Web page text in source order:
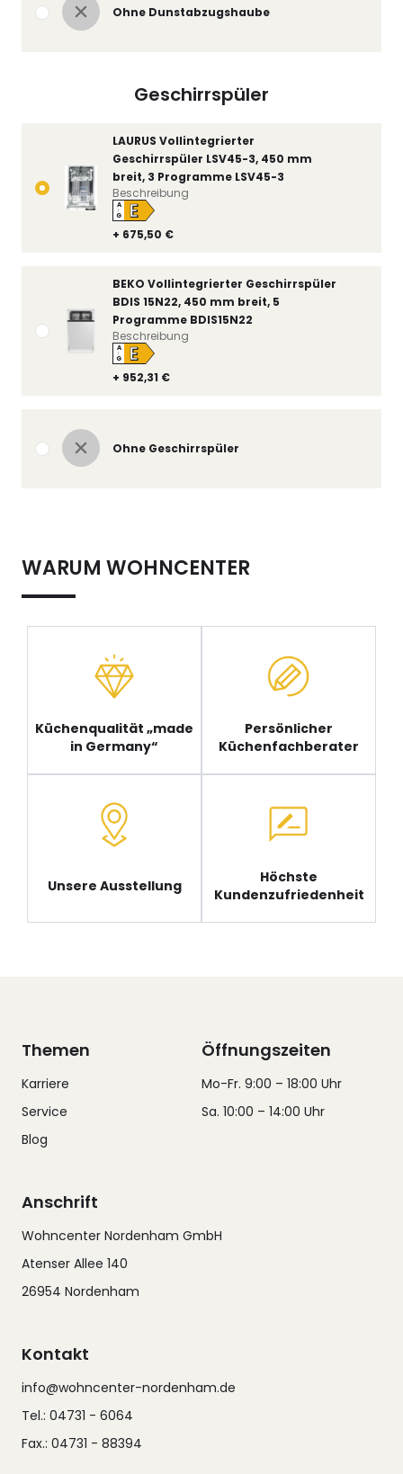
Ohne Dunstabzugshaube
Geschirrspüler
LAURUS Vollintegrierter
Geschirrspüler LSV45-3, 450 mm
breit, 3 Programme LSV45-3
+ 675,50 €
A
↑
G E
Beschreibung
BEKO Vollintegrierter Geschirrspüler
BDIS 15N22, 450 mm breit, 5
Programme BDIS15N22
+ 952,31 €
A
↑
G E
Beschreibung
Ohne Geschirrspüler
WARUM WOHNCENTER
Küchenqualität „made
in Germany“
Persönlicher
Küchenfachberater
Unsere Ausstellung
Höchste
Kundenzufriedenheit
Themen
Karriere
Service
Blog
Öffnungszeiten
Mo-Fr. 9:00 – 18:00 Uhr
Sa. 10:00 – 14:00 Uhr
Anschrift
Wohncenter Nordenham GmbH
Atenser Allee 140
26954 Nordenham
Kontakt
info@wohncenter-nordenham.de
Tel.: 04731 - 6064
Fax.: 04731 - 88394